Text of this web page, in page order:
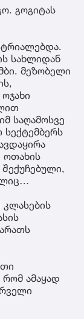
გოგიტას
სახლიდან
მეზობელი
საღამოსვე
კლასების
რომ ამაყად